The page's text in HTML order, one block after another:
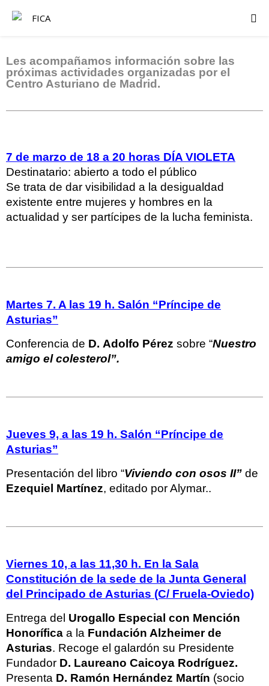
Les acompañamos información sobre las
próximas actividades organizadas por el
Centro Asturiano de Madrid.
7 de marzo de 18 a 20 horas DÍA VIOLETA
Destinatario: abierto a todo el público
Se trata de dar visibilidad a la desigualdad
existente entre mujeres y hombres en la
actualidad y ser partícipes de la lucha feminista.
Martes 7. A las 19 h. Salón “Príncipe de
Asturias”
Conferencia de D. Adolfo Pérez sobre “Nuestro
amigo el colesterol”.
Jueves 9, a las 19 h. Salón “Príncipe de
Asturias”
Presentación del libro “Viviendo con osos II” de
Ezequiel Martínez, editado por Alymar..
Viernes 10, a las 11,30 h. En la Sala
Constitución de la sede de la Junta General
del Principado de Asturias (C/ Fruela-Oviedo)
Entrega del Urogallo Especial con Mención
Honorífica a la Fundación Alzheimer de
Asturias. Recoge el galardón su Presidente
Fundador D. Laureano Caicoya Rodríguez.
Presenta D. Ramón Hernández Martín (socio